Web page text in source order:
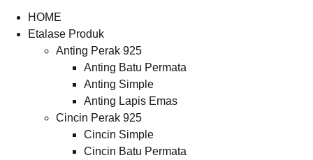
HOME
Etalase Produk
Anting Perak 925
Anting Batu Permata
Anting Simple
Anting Lapis Emas
Cincin Perak 925
Cincin Simple
Cincin Batu Permata